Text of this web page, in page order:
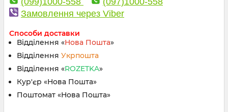
Замовлення через Viber
Способи доставки
Відділення «Нова Пошта»
Відділення Укрпошта
Відділення «ROZETKA»
Кур'єр «Нова Пошта»
Поштомат «Нова Пошта»